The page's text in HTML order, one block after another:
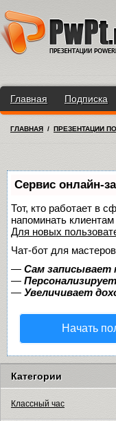
Главная Подписка
ГЛАВНАЯ / ПРЕЗЕНТАЦИИ
Сервис онлайн-
Тот, кто работает в
напоминать
Для новых
Чат-бот для
— Сам записывает
—
— Увеличивает
Начать
Категории
Классный час